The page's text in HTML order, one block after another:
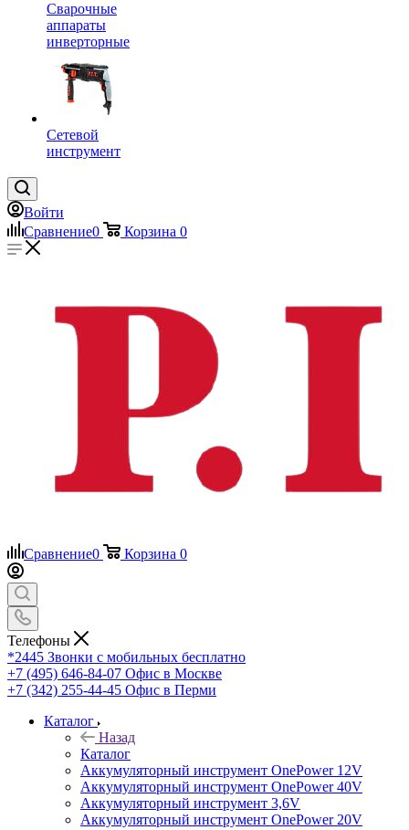
Сварочные
аппараты
инверторные
Сетевой
инструмент
Войти
Сравнение0 Корзина 0
Сравнение0 Корзина 0
Телефоны
*2445 Звонки с мобильных бесплатно
+7 (495) 646-84-07 Офис в Москве
+7 (342) 255-44-45 Офис в Перми
Каталог
Назад
Каталог
Аккумуляторный инструмент OnePower 12V
Аккумуляторный инструмент OnePower 40V
Аккумуляторный инструмент 3,6V
Аккумуляторный инструмент OnePower 20V